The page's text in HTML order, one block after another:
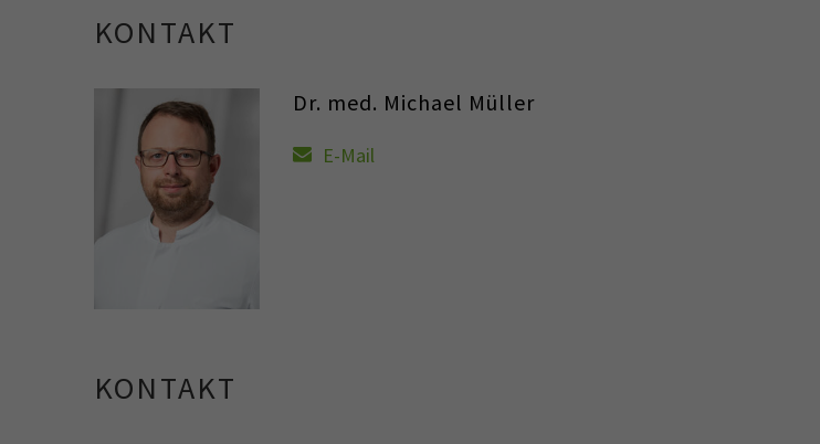
KONTAKT
Dr. med. Michael Müller
E-Mail
KONTAKT